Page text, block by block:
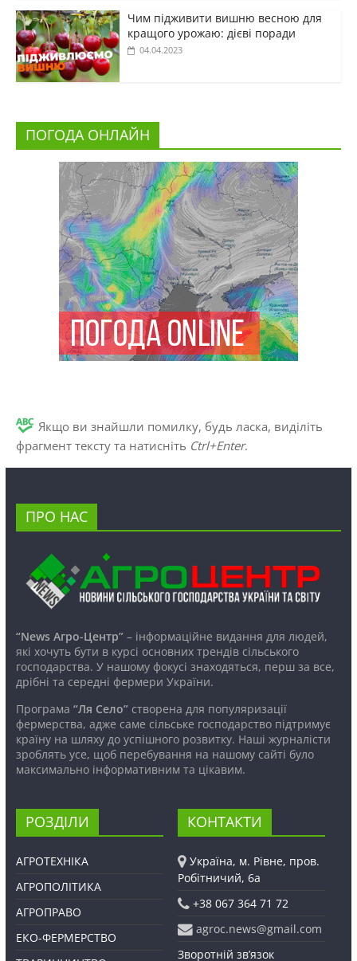
Чим підживити вишню весною для
кращого урожаю: дієві поради
04.04.2023
ПОГОДА ОНЛАЙН
Якщо ви знайшли помилку, будь ласка, виділіть
фрагмент тексту та натисніть Ctrl+Enter.
ПРО НАС
“News Агро-Центр”– інформаційне видання для людей,
які хочуть бути в курсі основних трендів сільського
господарства. У нашому фокусі знаходяться, перш за все,
дрібні та середні фермери України.
Програма “Ля Село”створена для популяризації
фермерства, адже саме сільське господарство підтримує
країну на шляху до успішного розвитку. Наші журналісти
зроблять усе, щоб перебування на нашому сайті було
максимально інформативним та цікавим.
РОЗДІЛИ
АГРОТЕХНІКА
АГРОПОЛІТИКА
АГРОПРАВО
ЕКО-ФЕРМЕРСТВО
КОНТАКТИ
Україна, м. Рівне, пров.
Робітничий, 6а
+38 067 364 71 72
agroc.news@gmail.com
Зворотній зв’язок